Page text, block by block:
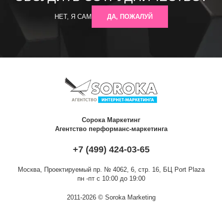
НЕТ, Я САМ ДА, ПОЖАЛУЙ
Сорока Маркетинг
Агентство перформанс-маркетинга
+7 (499) 424-03-65
Москва, Проектируемый пр. № 4062, 6, стр. 16, БЦ Port Plaza
пн -пт с 10:00 до 19:00
2011-2026 © Soroka Marketing